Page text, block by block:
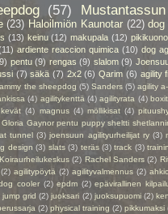
(57)
(23) Haloilmiön Kaunotar (22) dog
(13) keinu (12) makupala (12)
ardiente reaccion quimica (10) dog
pentu (9) rengas (9) slalom (9)
(7) säkä (7) 2x2 (6) Qarim (6) agility
the sheepdog (5) Sanders (5) agility
(4) agilitykenttä (4) agilityrata (4)
kevät (4) magnus (4) möllikisat (4)
Gloria Gaynor pentu puppy sheltti
tunnel (3) joensuun agilityurheilijat ry (3)
design (3) slats (3) teräs (3) track (3)
(2) Rachel Sanders (2)
(2) agilitypöytä (2) agilityvalmennus (2) ahkio
cooler (2) epdm (2) epävirallinen
jump grid (2) juoksari (2) juoksupuomi (2)
(2) physical training (2) pikkumaksi